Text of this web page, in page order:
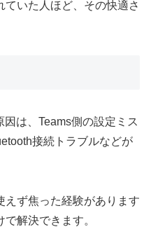
いた人ほど、その快適さ
は、Teams側の設定ミス
接続トラブルなどが
えず焦った経験があります
解決できます。